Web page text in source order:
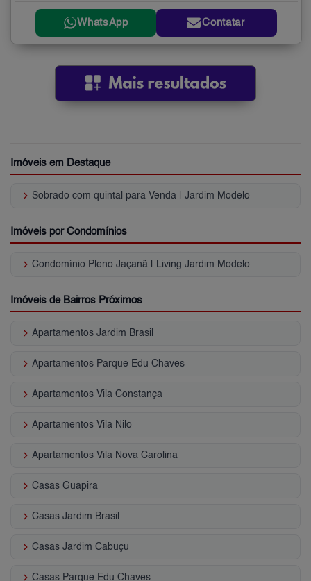
WhatsApp Contatar
Imóveis em Destaque
keyboard_arrow_right Sobrado com quintal para Venda | Jardim Modelo
Imóveis por Condomínios
keyboard_arrow_right Condomínio Pleno Jaçanã | Living Jardim Modelo
Imóveis de Bairros Próximos
keyboard_arrow_right Apartamentos Jardim Brasil
keyboard_arrow_right Apartamentos Parque Edu Chaves
keyboard_arrow_right Apartamentos Vila Constança
keyboard_arrow_right Apartamentos Vila Nilo
keyboard_arrow_right Apartamentos Vila Nova Carolina
keyboard_arrow_right Casas Guapira
keyboard_arrow_right Casas Jardim Brasil
keyboard_arrow_right Casas Jardim Cabuçu
keyboard_arrow_right Casas Parque Edu Chaves